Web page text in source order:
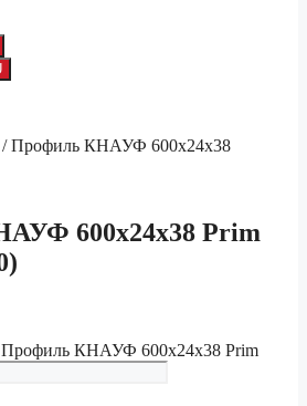
/ Профиль КНАУФ 600х24х38
600х24х38 Prim
Профиль КНАУФ 600х24х38 Prim